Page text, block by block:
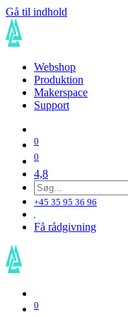
Gå til indhold
Webshop
Produktion
Makerspace
Support
0
0
4,8
+45 35 95 36 96
Få rådgivning
0